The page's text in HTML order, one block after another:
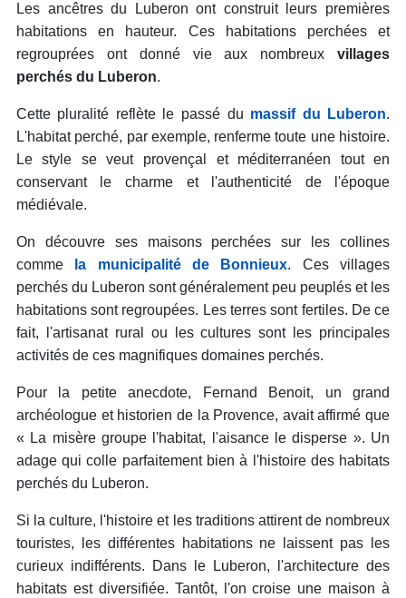
Les ancêtres du Luberon ont construit leurs premières
habitations en hauteur. Ces habitations perchées et
regrouprées ont donné vie aux nombreux villages
perchés du Luberon.
Cette pluralité reflète le passé du massif du Luberon.
L'habitat perché, par exemple, renferme toute une histoire.
Le style se veut provençal et méditerranéen tout en
conservant le charme et l'authenticité de l'époque
médiévale.
On découvre ses maisons perchées sur les collines
comme
la municipalité de Bonnieux. Ces villages
perchés du Luberon sont généralement peu peuplés et les
habitations sont regroupées. Les terres sont fertiles. De ce
fait, l'artisanat rural ou les cultures sont les principales
activités de ces magnifiques domaines perchés.
Pour la petite anecdote, Fernand Benoit, un grand
archéologue et historien de la Provence, avait affirmé que
« La misère groupe l'habitat, l'aisance le disperse ». Un
adage qui colle parfaitement bien à l'histoire des habitats
perchés du Luberon.
Si la culture, l'histoire et les traditions attirent de nombreux
touristes, les différentes habitations ne laissent pas les
curieux indifférents. Dans le Luberon, l'architecture des
habitats est diversifiée. Tantôt, l'on croise une maison à